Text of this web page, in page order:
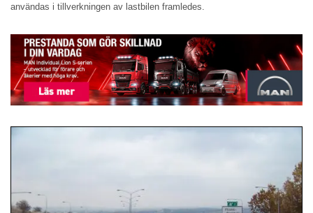
användas i tillverkningen av lastbilen framledes.